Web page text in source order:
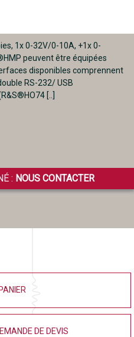
1x 0-32V/0-10A, +1x 0-
peuvent être équipées
disponibles comprennent
RS-232/ USB
[..]
: NOUS CONTACTER
DE DEVIS